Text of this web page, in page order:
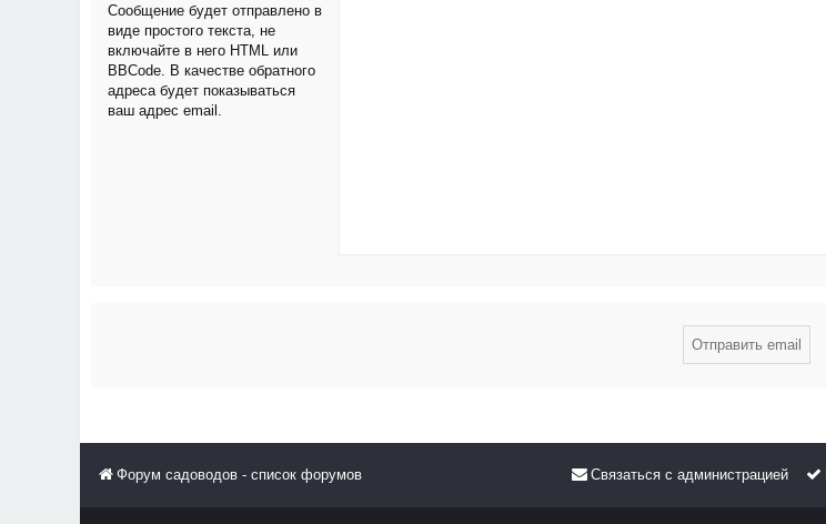
Сообщение будет отправлено в
виде простого текста, не
включайте в него HTML или
BBCode. В качестве обратного
адреса будет показываться
ваш адрес email.
Форум садоводов - список форумов Связаться с администрацией